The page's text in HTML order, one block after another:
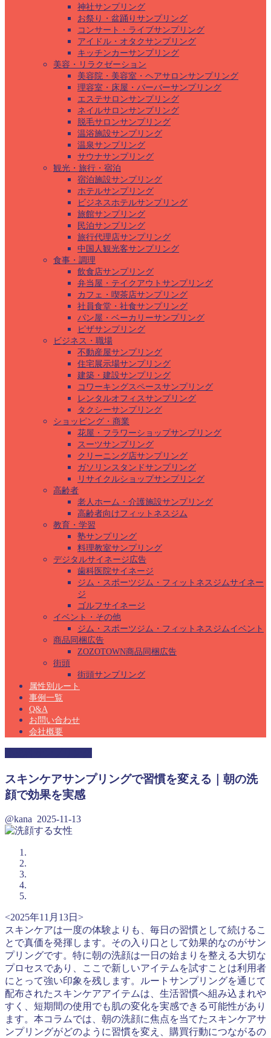
神社サンプリング
お祭り・盆踊りサンプリング
コンサート・ライブサンプリング
アイドル・オタクサンプリング
キッチンカーサンプリング
美容・リラクゼーション
美容院・美容室・ヘアサロンサンプリング
理容室・床屋・バーバーサンプリング
エステサロンサンプリング
ネイルサロンサンプリング
脱毛サロンサンプリング
温浴施設サンプリング
温泉サンプリング
サウナサンプリング
観光・旅行・宿泊
宿泊施設サンプリング
ホテルサンプリング
ビジネスホテルサンプリング
旅館サンプリング
民泊サンプリング
旅行代理店サンプリング
中国人観光客サンプリング
食事・調理
飲食店サンプリング
弁当屋・テイクアウトサンプリング
カフェ・喫茶店サンプリング
社員食堂・社食サンプリング
パン屋・ベーカリーサンプリング
ピザサンプリング
ビジネス・職場
不動産屋サンプリング
住宅展示場サンプリング
建築・建設サンプリング
コワーキングスペースサンプリング
レンタルオフィスサンプリング
タクシーサンプリング
ショッピング・商業
花屋・フラワーショップサンプリング
スーツサンプリング
クリーニング店サンプリング
ガソリンスタンドサンプリング
リサイクルショップサンプリング
高齢者
老人ホーム・介護施設サンプリング
高齢者向けフィットネスジム
教育・学習
塾サンプリング
料理教室サンプリング
デジタルサイネージ広告
歯科医院サイネージ
ジム・スポーツジム・フィットネスジムサイネー
ジ
ゴルフサイネージ
イベント・その他
ジム・スポーツジム・フィットネスジムイベント
商品同梱広告
ZOZOTOWN商品同梱広告
街頭
街頭サンプリング
属性別ルート
事例一覧
Q&A
お問い合わせ
会社概要
スキンケアサンプリングで習慣を変える｜朝の洗
顔で効果を実感
@kana 2025-11-13
<2025年11月13日>
スキンケアは一度の体験よりも、毎日の習慣として続けるこ
とで真価を発揮します。その入り口として効果的なのがサン
プリングです。特に朝の洗顔は一日の始まりを整える大切な
プロセスであり、ここで新しいアイテムを試すことは利用者
にとって強い印象を残します。ルートサンプリングを通じて
配布されたスキンケアアイテムは、生活習慣へ組み込まれや
すく、短期間の使用でも肌の変化を実感できる可能性があり
ます。本コラムでは、朝の洗顔に焦点を当てたスキンケアサ
ンプリングがどのように習慣を変え、購買行動につながるの